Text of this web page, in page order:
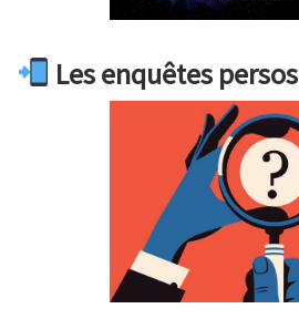
Les enquêtes persos